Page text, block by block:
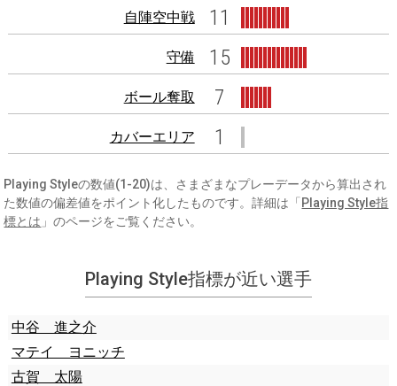
自陣空中戦 11
守備 15
ボール奪取 7
カバーエリア 1
Playing Styleの数値(1-20)は、さまざまなプレーデータから算出され
た数値の偏差値をポイント化したものです。詳細は「 Playing Style指
標とは 」のページをご覧ください。
Playing Style指標が近い選手
中谷 進之介
マテイ ヨニッチ
古賀 太陽